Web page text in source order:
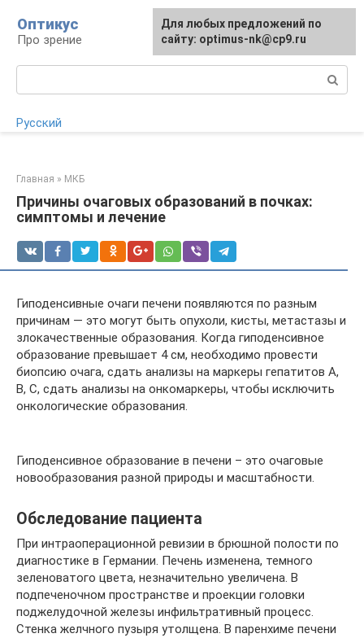
контенту
Оптикус
Про зрение
Русский
Главная » МКБ
Причины очаговых образований в почках:
симптомы и лечение
Гиподенсивные очаги печени появляются по разным
причинам — это могут быть опухоли, кисты, метастазы и
злокачественные образования. Когда гиподенсивное
образование превышает 4 см, необходимо провести
биопсию очага, сдать анализы на маркеры гепатитов A,
В, С, сдать анализы на онкомаркеры, чтобы исключить
онкологические образования.
Гиподенсивное образование в печени – это очаговые
новообразования разной природы и масштабности.
Обследование пациента
При интраоперационной ревизии в брюшной полости по
диагностике в Германии. Печень изменена, темного
зеленоватого цвета, незначительно увеличена. В
подпеченочном пространстве и проекции головки
поджелудочной железы инфильтративный процесс.
Стенка желчного пузыря утолщена. В паренхиме печени
Для любых предложений по
сайту: [email protected]
Для любых предложений по
сайту: optimus-nk@cp9.ru